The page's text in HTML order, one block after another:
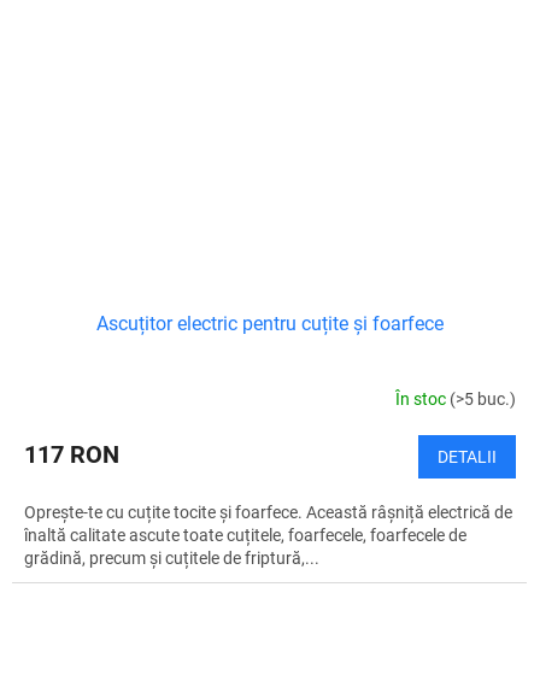
Ascuțitor electric pentru cuțite și foarfece
În stoc (>5 buc.)
117 RON DETALII
Oprește-te cu cuțite tocite și foarfece. Această râșniță electrică de
înaltă calitate ascute toate cuțitele, foarfecele, foarfecele de
grădină, precum și cuțitele de friptură,...